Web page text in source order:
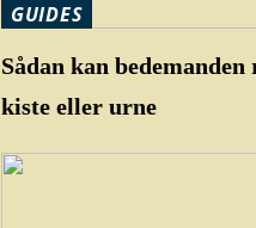
GUIDES
Sådan kan bedemanden
kiste eller urne